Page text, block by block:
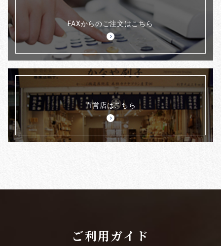
FAXからのご注文はこちら
直営店はこちら
ご利用ガイド